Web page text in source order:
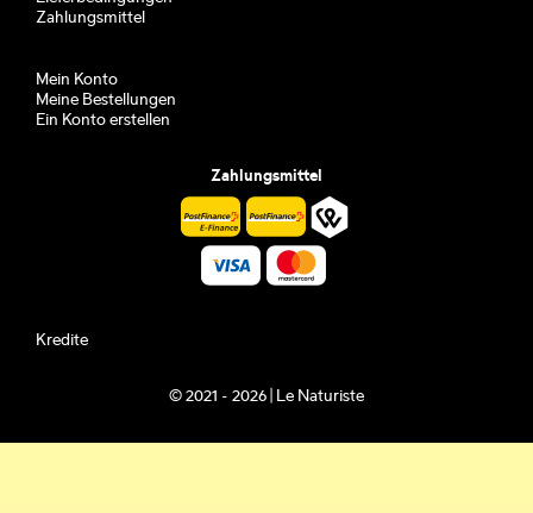
Zahlungsmittel
Mein Konto
Meine Bestellungen
Ein Konto erstellen
Zahlungsmittel
Kredite
© 2021 - 2026 | Le Naturiste